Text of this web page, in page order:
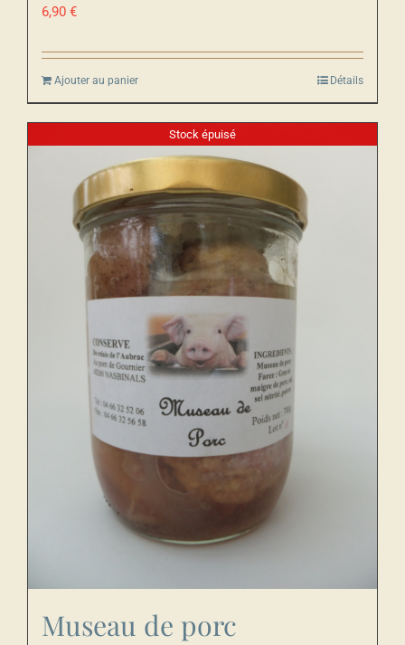
6,90 €
Ajouter au panier Détails
Stock épuisé
Museau de porc